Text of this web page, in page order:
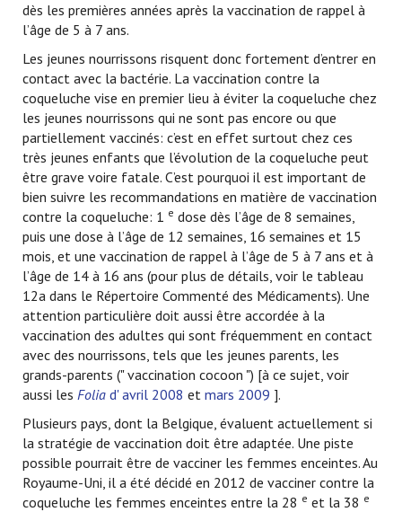
dès les premières années après la vaccination de rappel à
l’âge de 5 à 7 ans.
Les jeunes nourrissons risquent donc fortement d’entrer en
contact avec la bactérie. La vaccination contre la
coqueluche vise en premier lieu à éviter la coqueluche chez
les jeunes nourrissons qui ne sont pas encore ou que
partiellement vaccinés: c’est en effet surtout chez ces
très jeunes enfants que l’évolution de la coqueluche peut
être grave voire fatale. C’est pourquoi il est important de
bien suivre les recommandations en matière de vaccination
contre la coqueluche: 1 e dose dès l’âge de 8 semaines,
puis une dose à l’âge de 12 semaines, 16 semaines et 15
mois, et une vaccination de rappel à l’âge de 5 à 7 ans et à
l’âge de 14 à 16 ans (pour plus de détails, voir le tableau
12a dans le Répertoire Commenté des Médicaments). Une
attention particulière doit aussi être accordée à la
vaccination des adultes qui sont fréquemment en contact
avec des nourrissons, tels que les jeunes parents, les
grands-parents (" vaccination cocoon ") [à ce sujet, voir
aussi les Folia d' avril 2008 et mars 2009 ].
Plusieurs pays, dont la Belgique, évaluent actuellement si
la stratégie de vaccination doit être adaptée. Une piste
possible pourrait être de vacciner les femmes enceintes. Au
Royaume-Uni, il a été décidé en 2012 de vacciner contre la
coqueluche les femmes enceintes entre la 28 e et la 38 e